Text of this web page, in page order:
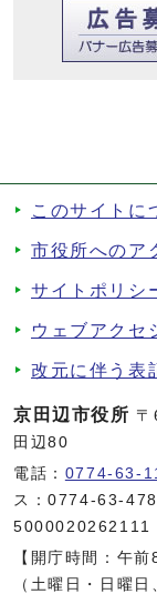
このサイトに
市役所へのア
サイトポリシ
ウェブアクセ
改元に伴う表
京田辺市役所
田辺80
電話： 0774-63-
ス：0774-63-
5000020262111
【開庁時間：午
（土曜日・日曜